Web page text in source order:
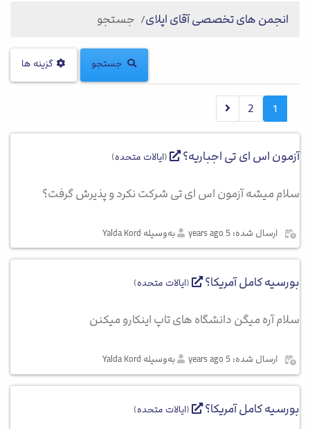
انجمن های تخصصی آقای اپلای جستجو
جستجو گزینه ها
1
2
آزمون اس ای تی اجباریه؟ (ایالات متحده)
سلام میشه آزمون اس ای تی شرکت نکرد و پذیرش گرفت؟
ارسال شده: 5 years ago به‌وسیله Yalda Kord
بورسیه کامل آمریکا؟ (ایالات متحده)
سلام آره میگن دانشگاه های تاپ اینکارو میکنن
ارسال شده: 5 years ago به‌وسیله Yalda Kord
بورسیه کامل آمریکا؟ (ایالات متحده)